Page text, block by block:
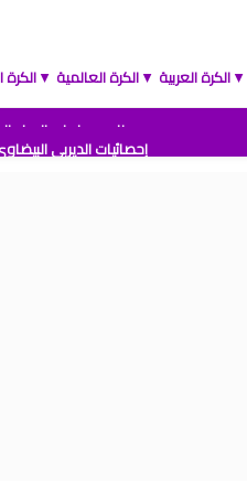
▲الكرة العربية ▲الكرة العالمية ▲الكرة
إحصائيات الديربي